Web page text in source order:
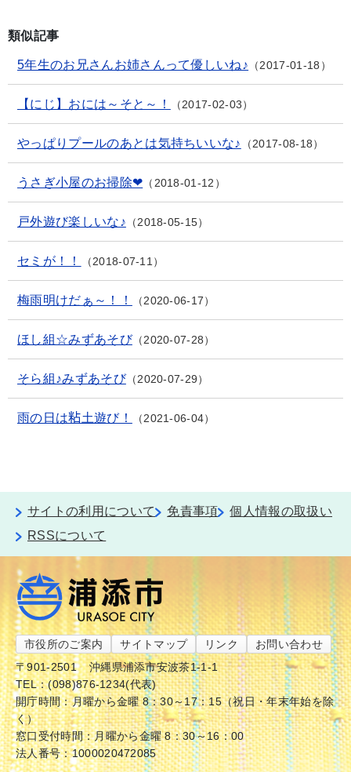
類似記事
5年生のお兄さんお姉さんって優しいね♪ 2017-01-18
【にじ】おには～そと～！ 2017-02-03
やっぱりプールのあとは気持ちいいな♪ 2017-08-18
うさぎ小屋のお掃除❤ 2018-01-12
戸外遊び楽しいな♪ 2018-05-15
セミが！！ 2018-07-11
梅雨明けだぁ～！！ 2020-06-17
ほし組☆みずあそび 2020-07-28
そら組♪みずあそび 2020-07-29
雨の日は粘土遊び！ 2021-06-04
サイトの利用について 免責事項
個人情報の取扱い
RSSについて
市役所のご案内 サイトマップ リンク
お問い合わせ
〒901-2501
沖縄県浦添市安波茶1-1-1
TEL：(098)876-1234(代表)
開庁時間：月曜から金曜 8：30～17：15（祝日・年末年始を除
く）
窓口受付時間：月曜から金曜 8：30～16：00
法人番号：1000020472085